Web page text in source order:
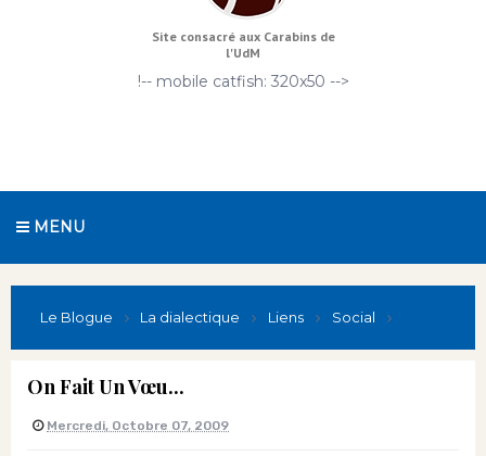
Site consacré aux Carabins de
l'UdM
!-- mobile catfish: 320x50 -->
MENU
Le Blogue La dialectique Liens Social
On Fait Un Vœu...
Mercredi, Octobre 07, 2009